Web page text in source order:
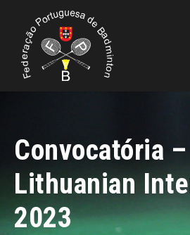
Convocatória –
Lithuanian
2023